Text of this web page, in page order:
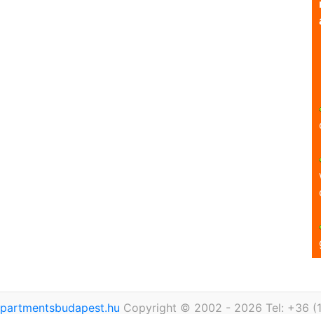
Copyright © 2002 - 2026 Tel: +36